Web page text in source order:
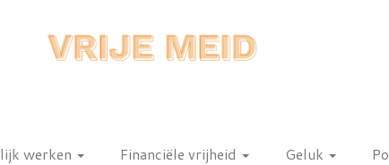
werken Financiële vrijheid Geluk